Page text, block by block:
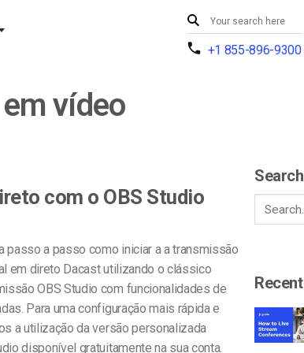
+1 855-896-9300
vídeo
com o OBS Studio
passo a passo como iniciar a a transmissão
em direto Dacast utilizando o clássico
OBS Studio com funcionalidades de
Para uma configuração mais rápida e
a utilização da versão personalizada
disponível gratuitamente na sua conta.
Search
Recent